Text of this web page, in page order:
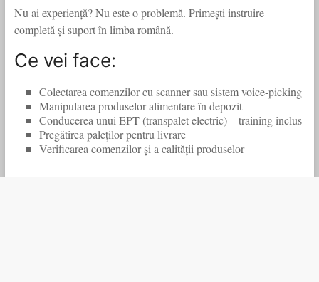
Nu ai experiență? Nu este o problemă. Primești instruire
completă și suport în limba română.
Ce vei face:
Colectarea comenzilor cu scanner sau sistem voice-picking
Manipularea produselor alimentare în depozit
Conducerea unui EPT (transpalet electric) – training inclus
Pregătirea paleților pentru livrare
Verificarea comenzilor și a calității produselor